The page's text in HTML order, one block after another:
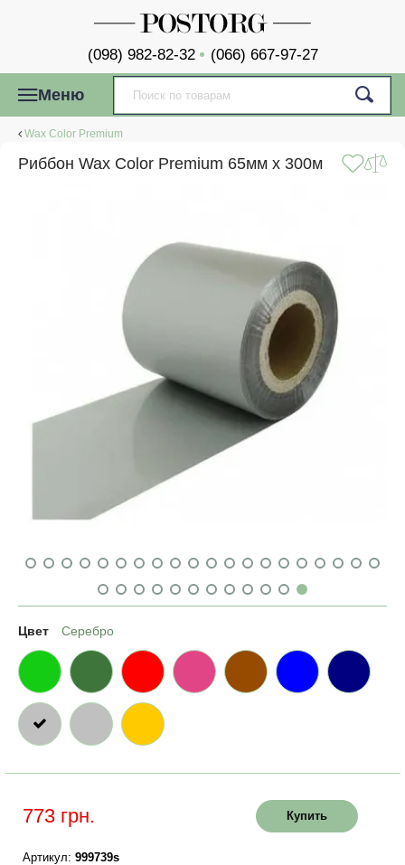
(098) 982-82-32 (066) 667-97-27
Меню
Wax Color Premium
Риббон Wax Color Premium 65мм x 300м
Цвет Серебро
773 грн. Купить
Артикул: 999739s